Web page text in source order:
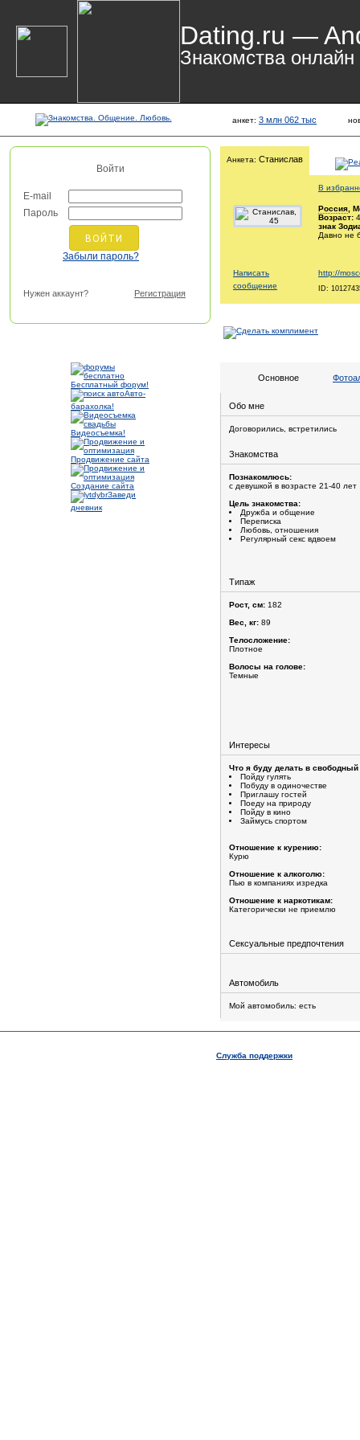
Dating.ru —
Знакомства онлайн
анкет: 3 млн 062 тыс
Войти
E-mail
Пароль
Забыли пароль?
Нужен аккаунт? Регистрация
Бесплатный форум!
Авто-
барахолка!
Видеосъемка!
Продвижение сайта
Создание сайта
Заведи
дневник
Анкета: Станислав
В
Россия ,
Возраст:
знак
Давно не
Написать
сообщение
http://
ID:
Основное
Обо мне
Договорились, встретились
Знакомства
Познакомлюсь:
с девушкой в возрасте 21-40 лет
Цель знакомства:
Дружба и общение
Переписка
Любовь, отношения
Регулярный секс вдвоем
Типаж
Рост, см: 182
Вес, кг: 89
Телосложение:
Плотное
Волосы на голове:
Темные
Интересы
Что я буду делать в свободный
Пойду гулять
Побуду в одиночестве
Приглашу гостей
Поеду на природу
Пойду в кино
Займусь спортом
Отношение к курению:
Курю
Отношение к алкоголю:
Пью в компаниях изредка
Отношение к наркотикам:
Категорически не приемлю
Сексуальные предпочтения
Автомобиль
Мой автомобиль: есть
Служба поддержки